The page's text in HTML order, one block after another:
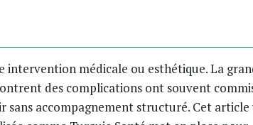
intervention médicale ou esthétique. La
des complications ont souvent
accompagnement structuré. Cet article